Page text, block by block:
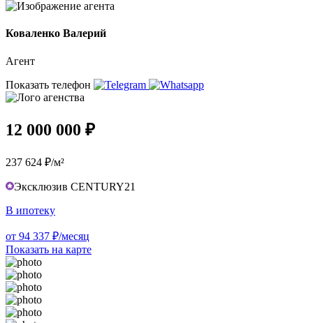
Коваленко Валерий
Агент
Показать телефон
12 000 000 ₽
237 624 ₽/м²
Эксклюзив CENTURY21
В ипотеку
от 94 337 ₽/месяц
Показать на карте